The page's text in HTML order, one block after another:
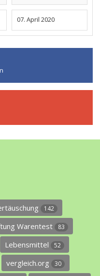
07. April 2020
142
Warentest 83
Lebensmittel 52
vergleich.org 30